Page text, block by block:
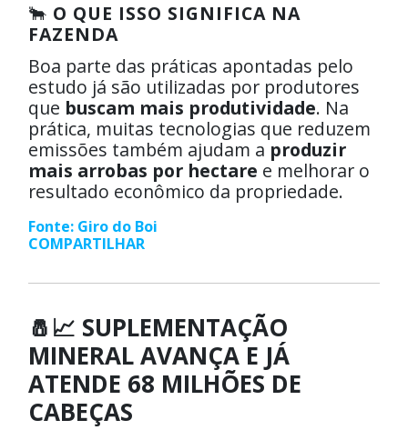
🐂 O QUE ISSO SIGNIFICA NA
FAZENDA
Boa parte das práticas apontadas pelo
estudo já são utilizadas por produtores
que buscam mais produtividade. Na
prática, muitas tecnologias que reduzem
emissões também ajudam a produzir
mais arrobas por hectare e melhorar o
resultado econômico da propriedade.
Fonte: Giro do Boi
COMPARTILHAR
🧂📈 SUPLEMENTAÇÃO
MINERAL AVANÇA E JÁ
ATENDE 68 MILHÕES DE
CABEÇAS